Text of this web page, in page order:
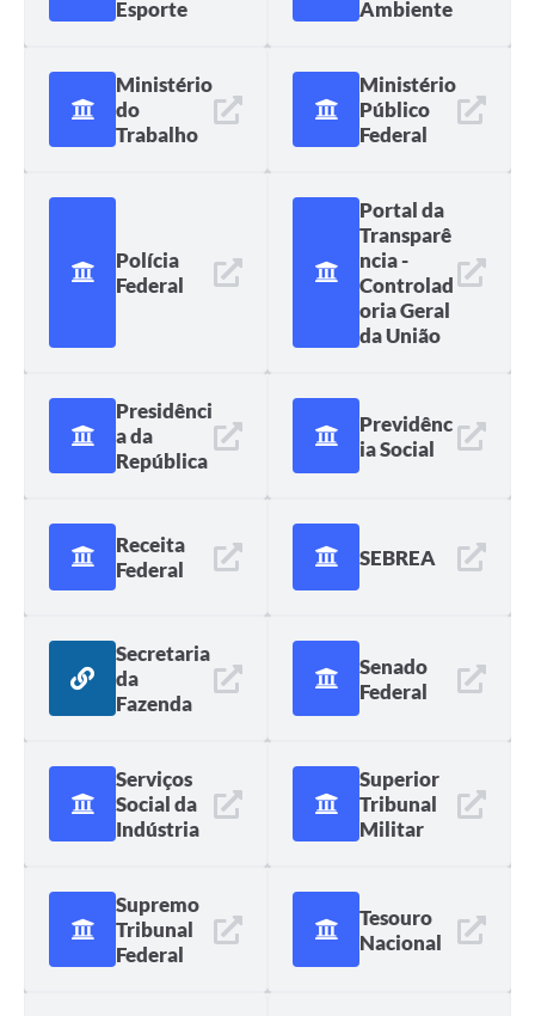
Esporte
Ambiente
Ministério
do
Trabalho
Ministério
Público
Federal
Polícia
Federal
Portal da
Transparê
ncia -
Controlad
oria Geral
da União
Presidênci
a da
República
Previdênc
ia Social
Receita
Federal
SEBREA
Secretaria
da
Fazenda
Senado
Federal
Serviços
Social da
Indústria
Superior
Tribunal
Militar
Supremo
Tribunal
Federal
Tesouro
Nacional